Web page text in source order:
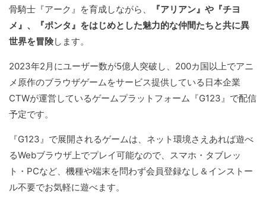
骨騎士『アーク』を育成しながら、
『アリアン』や『チヨ
メ』、『ポンタ』をはじめとした魅力的な仲間たちと共に異
世界を冒険します。
2023年2月にユーザー数が5億人突破し、200カ国以上でアニ
メ原作のブラウザゲームをサービス提供している日本企業
CTWが運営しているゲームプラットフォーム『G123』で配信
予定です。
『G123』で展開されるゲームは、ネット環境さえあれば遊べ
るWebブラウザ上でプレイ可能なので、スマホ・タブレッ
ト・PCなど、機種や端末を問わず会員登録なし＆インストー
ル不要でお気軽に遊べます。